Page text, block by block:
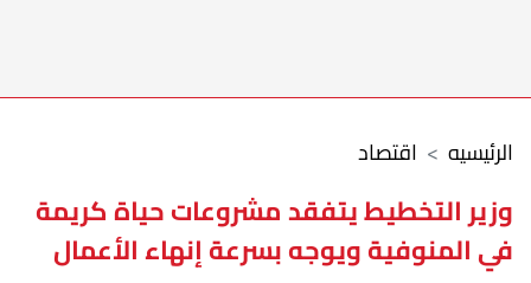
اقتصاد الرئيسيه
وزير التخطيط يتفقد مشروعات حياة كريمة
في المنوفية ويوجه بسرعة إنهاء الأعمال